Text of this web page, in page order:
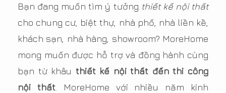
Bạn đang muốn tìm ý tưởng thiết kế nội thất
cho chung cư, biệt thự, nhà phố, nhà liền kề,
khách sạn, nhà hàng, showroom? MoreHome
mong muốn được hỗ trợ và đồng hành cùng
bạn từ khâu thiết kế nội thất đến thi công
nội thất. MoreHome với nhiều năm kinh